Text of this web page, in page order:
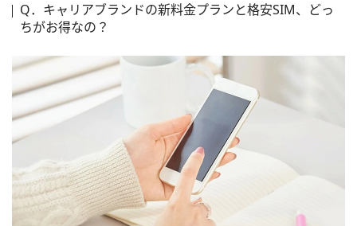
Q．キャリアブランドの新料金プランと格安SIM、どっ
ちがお得なの？